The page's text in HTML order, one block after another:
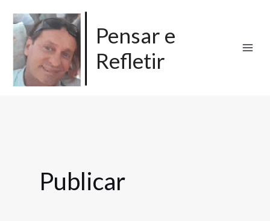
para
conteúdo
Pensar e
Refletir
Publicar